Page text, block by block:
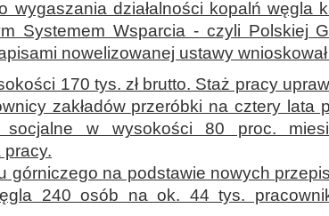
działalności kopalń węgla
Systemem Wsparcia - czyli Polskiej
nowelizowanej ustawy wnioskował
170 tys. zł brutto. Staż pracy
zakładów przeróbki na cztery lata
socjalne w wysokości 80 proc.
na podstawie nowych
240 osób na ok. 44 tys.